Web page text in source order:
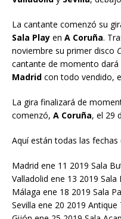
La cantante comenzó su
Sala Play en A Coruña.
noviembre su primer disco
cantante de momento dará
Madrid con todo vendido,
La gira finalizará de
comenzó, A Coruña, el 29
Aquí están todas las fechas
Madrid ene 11 2019 Sala
Valladolid ene 13 2019 Sala
Málaga ene 18 2019 Sala
Sevilla ene 20 2019 Antique